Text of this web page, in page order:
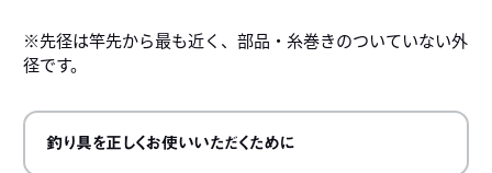
※先径は竿先から最も近く、部品・糸巻きのついていない外
径です。
釣り具を正しくお使いいただくために